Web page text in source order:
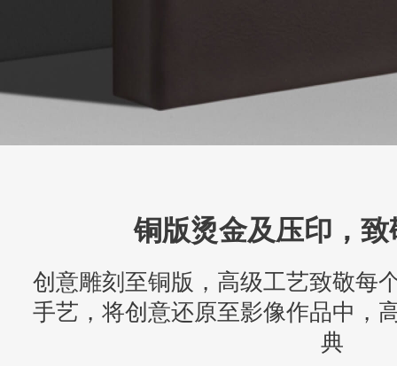
铜版烫金及压印，
创意雕刻至铜版，高级工艺致敬每
手艺，将创意还原至影像作品中，
典